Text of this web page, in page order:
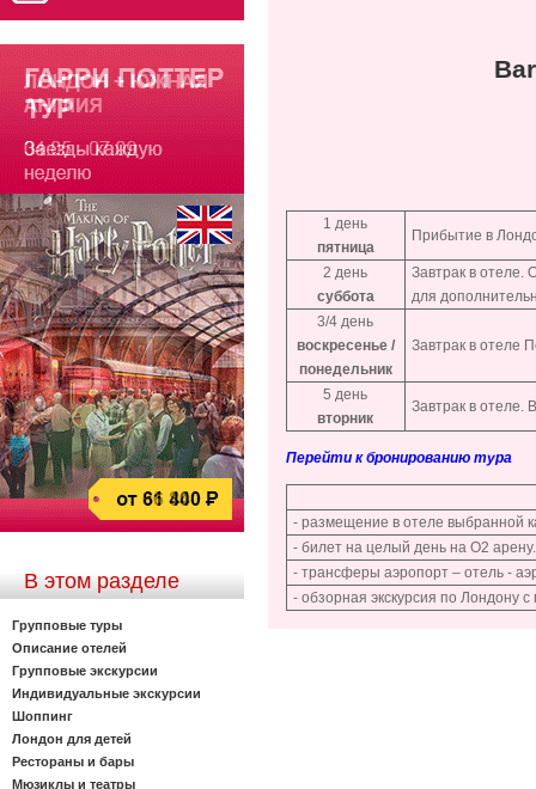
В этом разделе
Групповые туры
Описание отелей
Групповые экскурсии
Индивидуальные экскурсии
Шоппинг
Лондон для детей
Рестораны и бары
Мюзиклы и театры
1 день
пятница
Прибытие в
2 день
суббота
Завтрак в отеле.
для
3/4 день
воскресенье /
понедельник
Завтрак в отеле
5 день
вторник
Завтрак в отеле.
Перейти к бронированию тура
- размещение в отеле выбранной
- билет на целый день на О2 арену.
- трансферы аэропорт – отель -
- обзорная экскурсия по Лондону с